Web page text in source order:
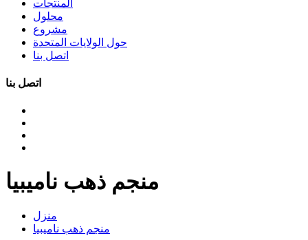
المنتجات
محلول
مشروع
حول الولايات المتحدة
اتصل بنا
اتصل بنا
منجم ذهب ناميبيا
منزل
منجم ذهب ناميبيا